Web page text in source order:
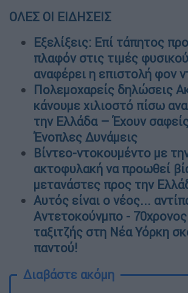
ΟΛΕΣ ΟΙ ΕΙΔΗΣΕΙΣ
Εξελίξεις: Επί τάπητος
πλαφόν στις τιμές
αναφέρει η επιστολή φον
Πολεμοχαρείς δηλώσεις
κάνουμε χιλιοστό πίσω
την Ελλάδα – Έχουν
Ένοπλες Δυνάμεις
Βίντεο-ντοκουμέντο με
ακτοφυλακή να προωθεί
μετανάστες προς την
Αυτός είναι ο νέος...
Αντετοκούνμπο -
ταξιτζής στη Νέα Υόρκη
παντού!
Διαβάστε ακόμη